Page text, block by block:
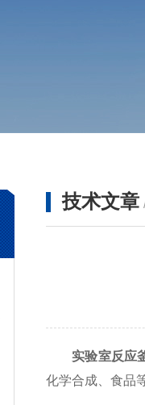
技术文章
实验室反应
化学合成、食品